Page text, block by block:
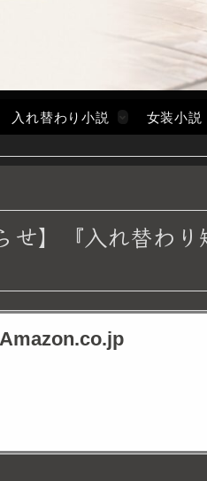
入れ替わり小説 女装小説
せ】『入れ替わ
Amazon.co.jp